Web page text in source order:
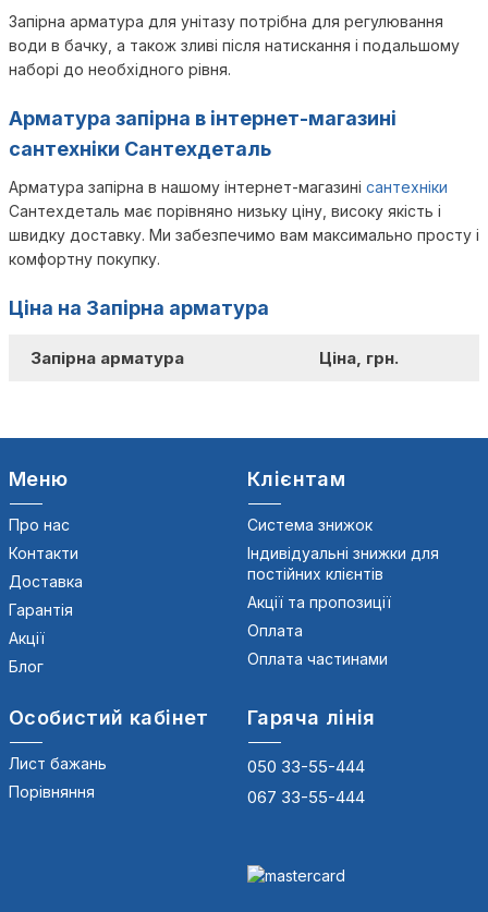
Запірна арматура для унітазу потрібна для регулювання
води в бачку, а також зливі після натискання і подальшому
наборі до необхідного рівня.
Арматура запірна в інтернет-магазині
сантехніки Сантехдеталь
Арматура запірна в нашому інтернет-магазині сантехніки
Сантехдеталь має порівняно низьку ціну, високу якість і
швидку доставку. Ми забезпечимо вам максимально просту і
комфортну покупку.
Ціна на Запірна арматура
Запірна арматура Ціна, грн.
Меню
Про нас
Контакти
Доставка
Гарантія
Акції
Блог
Клієнтам
Система знижок
Індивідуальні знижки для
постійних клієнтів
Акції та пропозиції
Оплата
Оплата частинами
Особистий кабінет
Лист бажань
Порівняння
Гаряча лінія
050 33-55-444
067 33-55-444